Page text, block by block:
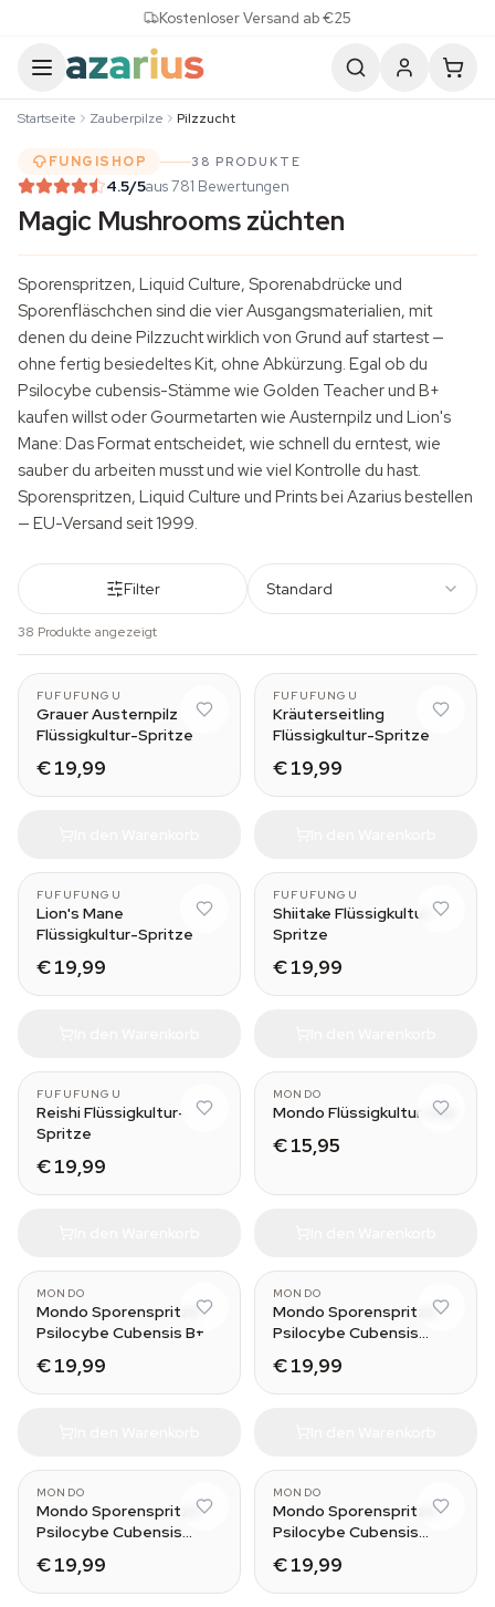
Kostenloser Versand ab €25
Startseite Zauberpilze Pilzzucht
FUNGISHOP 38 PRODUKTE
4.5/5aus 781 Bewertungen
Magic Mushrooms züchten
Sporenspritzen, Liquid Culture, Sporenabdrücke und
Sporenfläschchen sind die vier Ausgangsmaterialien, mit
denen du deine Pilzzucht wirklich von Grund auf startest —
ohne fertig besiedeltes Kit, ohne Abkürzung. Egal ob du
Psilocybe cubensis-Stämme wie Golden Teacher und B+
kaufen willst oder Gourmetarten wie Austernpilz und Lion's
Mane: Das Format entscheidet, wie schnell du erntest, wie
sauber du arbeiten musst und wie viel Kontrolle du hast.
Sporenspritzen, Liquid Culture und Prints bei Azarius bestellen
— EU-Versand seit 1999.
Filter Standard
38 Produkte angezeigt
FUFUFUNGU
Grauer Austernpilz
Flüssigkultur-Spritze
€ 19,99
FUFUFUNGU
Kräuterseitling
Flüssigkultur-Spritze
€ 19,99
FUFUFUNGU
Lion's Mane
Flüssigkultur-Spritze
€ 19,99
FUFUFUNGU
Shiitake Flüssigkultur-
Spritze
€ 19,99
FUFUFUNGU
Reishi Flüssigkultur-
Spritze
€ 19,99
MONDO
Mondo Flüssigkultur-Vial
€ 15,95
MONDO
Mondo Sporenspritze
Psilocybe Cubensis B+
€ 19,99
MONDO
Mondo Sporenspritze
Psilocybe Cubensis
€ 19,99
MONDO
Mondo Sporenspritze
Psilocybe Cubensis
€ 19,99
MONDO
Mondo Sporenspritze
Psilocybe Cubensis
€ 19,99